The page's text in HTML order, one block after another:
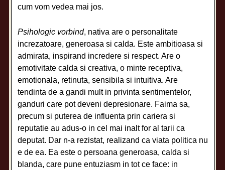
cum vom vedea mai jos.
Psihologic vorbind, nativa are o personalitate
increzatoare, generoasa si calda. Este ambitioasa si
admirata, inspirand incredere si respect. Are o
emotivitate calda si creativa, o minte receptiva,
emotionala, retinuta, sensibila si intuitiva. Are
tendinta de a gandi mult in privinta sentimentelor,
ganduri care pot deveni depresionare. Faima sa,
precum si puterea de influenta prin cariera si
reputatie au adus-o in cel mai inalt for al tarii ca
deputat. Dar n-a rezistat, realizand ca viata politica nu
e de ea. Ea este o persoana generoasa, calda si
blanda, care pune entuziasm in tot ce face: in